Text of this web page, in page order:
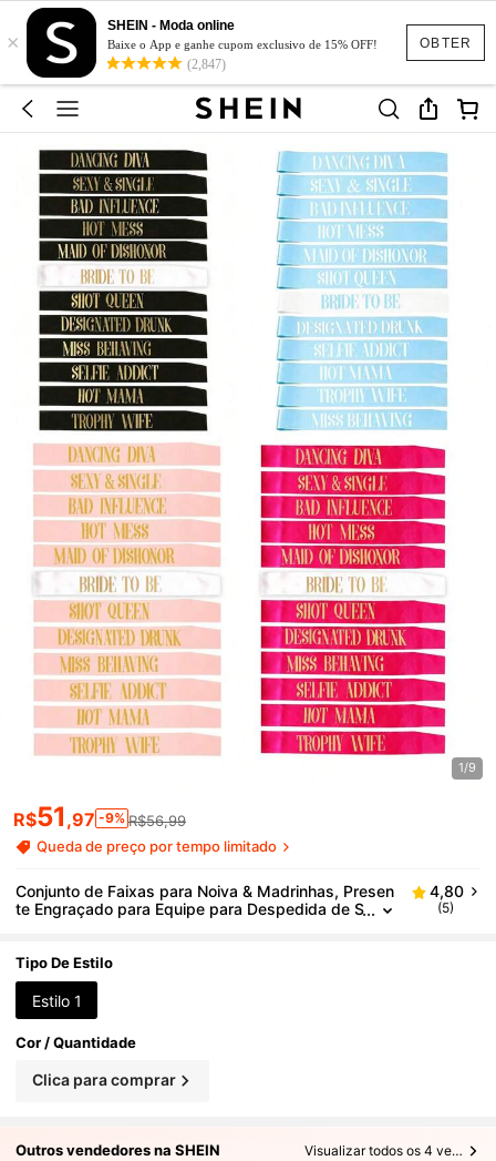
OBTER
×
SHEIN - Moda online
Baixe o App e ganhe cupom exclusivo de 15% OFF!
(2,847)
1/9
R$51 ,97 -9% R$56,99
Queda de preço por tempo limitado
Conjunto de Faixas para Noiva & Madrinhas, Presen
te Engraçado para Equipe para Despedida de S
o, Azul, Rosa, Rosa)
4,80
(5)
Tipo De Estilo
Estilo 1
Cor / Quantidade
Clica para comprar
Outros vendedores na SHEIN Visualizar todos os 4 vendedores